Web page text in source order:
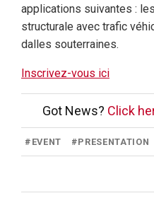
applications suivantes :
structurale avec trafic
dalles souterraines.
Inscrivez-vous ici
Got News? Click
# EVENT #PRESENTATION